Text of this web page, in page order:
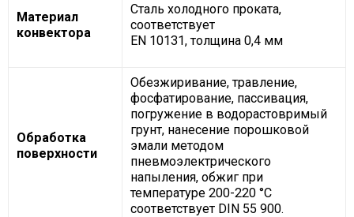
Материал
конвектора
Сталь холодного проката,
соответствует
EN 10131, толщина 0,4 мм
Обработка
поверхности
Обезжиривание, травление,
фосфатирование, пассивация,
погружение в водорастовримый
грунт, нанесение порошковой
эмали методом
пневмоэлектрического
напыления, обжиг при
температуре 200-220 °С
соответствует DIN 55 900.